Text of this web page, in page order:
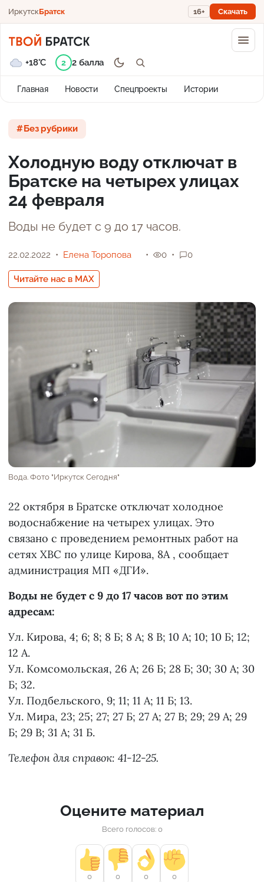
ИркутскБратск 16+ Скачать
Главная Новости Спецпроекты Истории
+18°C 2 2 балла
Без рубрики
Холодную воду отключат в
Братске на четырех улицах
24 февраля
Воды не будет с 9 до 17 часов.
22.02.2022 Елена Торопова
Читайте нас в MAX
0 0
Вода. Фото "Иркутск Сегодня"
22 октября в Братске отключат холодное
водоснабжение на четырех улицах. Это
связано с проведением ремонтных работ на
сетях ХВС по улице Кирова, 8А , сообщает
администрация МП «ДГИ».
Воды не будет с 9 до 17 часов вот по этим
адресам:
Ул. Кирова, 4; 6; 8; 8 Б; 8 А; 8 В; 10 А; 10; 10 Б; 12;
12 А.
Ул. Комсомольская, 26 А; 26 Б; 28 Б; 30; 30 А; 30
Б; 32.
Ул. Подбельского, 9; 11; 11 А; 11 Б; 13.
Ул. Мира, 23; 25; 27; 27 Б; 27 А; 27 В; 29; 29 А; 29
Б; 29 В; 31 А; 31 Б.
Телефон для справок: 41-12-25.
Оцените материал
Всего голосов: 0
0 0 0 0